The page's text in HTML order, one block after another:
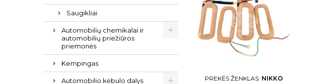
Saugikliai
Automobilių chemikalai ir
automobilių priežiūros
priemonės
Kempingas
Automobilio kėbulo dalys PREKĖS ŽENKLAS: NIKKO